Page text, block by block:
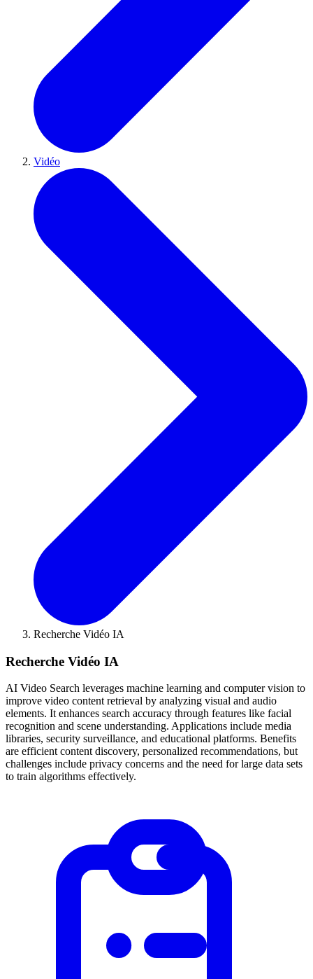
Vidéo
Recherche Vidéo IA
Recherche Vidéo IA
AI Video Search leverages machine learning and computer vision to
improve video content retrieval by analyzing visual and audio
elements. It enhances search accuracy through features like facial
recognition and scene understanding. Applications include media
libraries, security surveillance, and educational platforms. Benefits
are efficient content discovery, personalized recommendations, but
challenges include privacy concerns and the need for large data sets
to train algorithms effectively.